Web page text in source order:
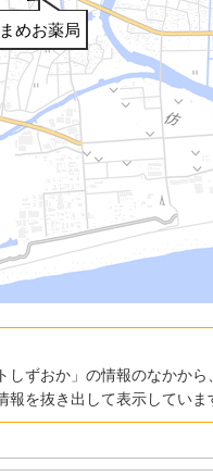
まめお薬局
しずおか」の情報のなかか
報を抜き出して表示していま